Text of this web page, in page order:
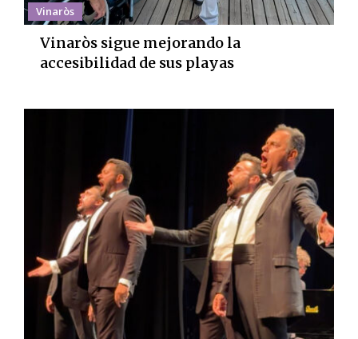
Vinaròs
Vinaròs sigue mejorando la
accesibilidad de sus playas